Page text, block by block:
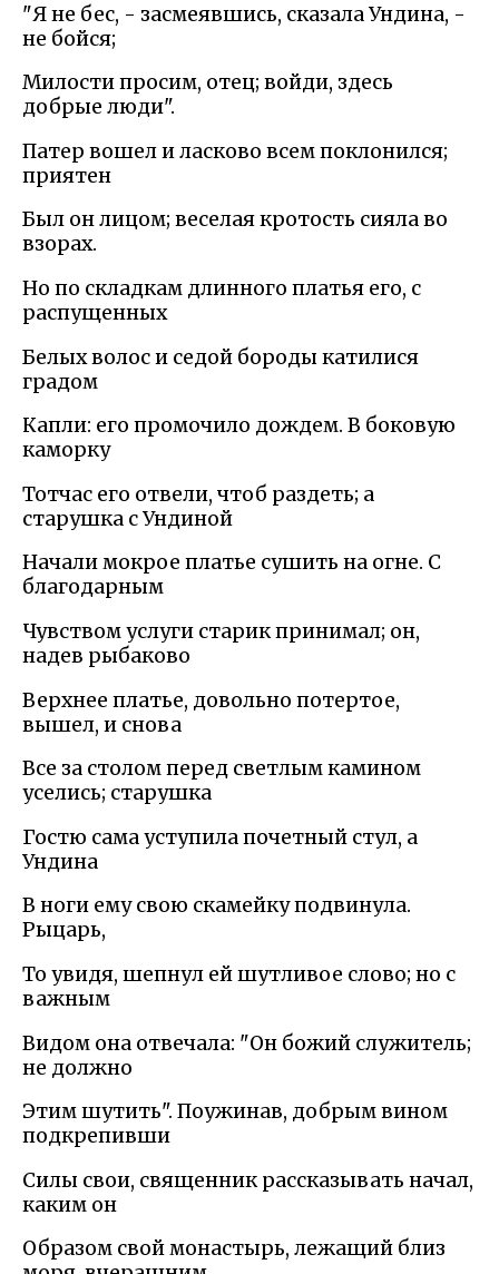
"Я не бес, - засмеявшись, сказала Ундина, -
не бойся;
Милости просим, отец; войди, здесь
добрые люди".
Патер вошел и ласково всем поклонился;
приятен
Был он лицом; веселая кротость сияла во
взорах.
Но по складкам длинного платья его, с
распущенных
Белых волос и седой бороды катилися
градом
Капли: его промочило дождем. В боковую
каморку
Тотчас его отвели, чтоб раздеть; а
старушка с Ундиной
Начали мокрое платье сушить на огне. С
благодарным
Чувством услуги старик принимал; он,
надев рыбаково
Верхнее платье, довольно потертое,
вышел, и снова
Все за столом перед светлым камином
уселись; старушка
Гостю сама уступила почетный стул, а
Ундина
В ноги ему свою скамейку подвинула.
Рыцарь,
То увидя, шепнул ей шутливое слово; но с
важным
Видом она отвечала: "Он божий служитель;
не должно
Этим шутить". Поужинав, добрым вином
подкрепивши
Силы свои, священник рассказывать начал,
каким он
Образом свой монастырь, лежащий близ